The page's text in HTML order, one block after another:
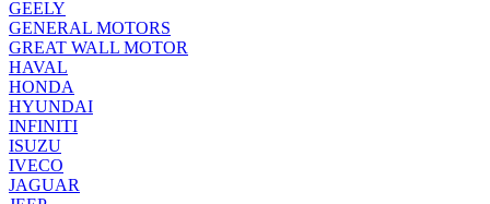
GEELY
GENERAL MOTORS
GREAT WALL MOTOR
HAVAL
HONDA
HYUNDAI
INFINITI
ISUZU
IVECO
JAGUAR